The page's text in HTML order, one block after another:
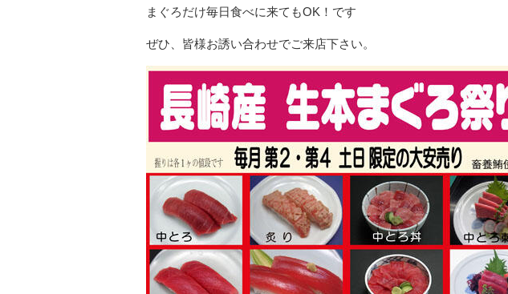
まぐろだけ毎日食べに来てもOK！です
ぜひ、皆様お誘い合わせでご来店下さい。